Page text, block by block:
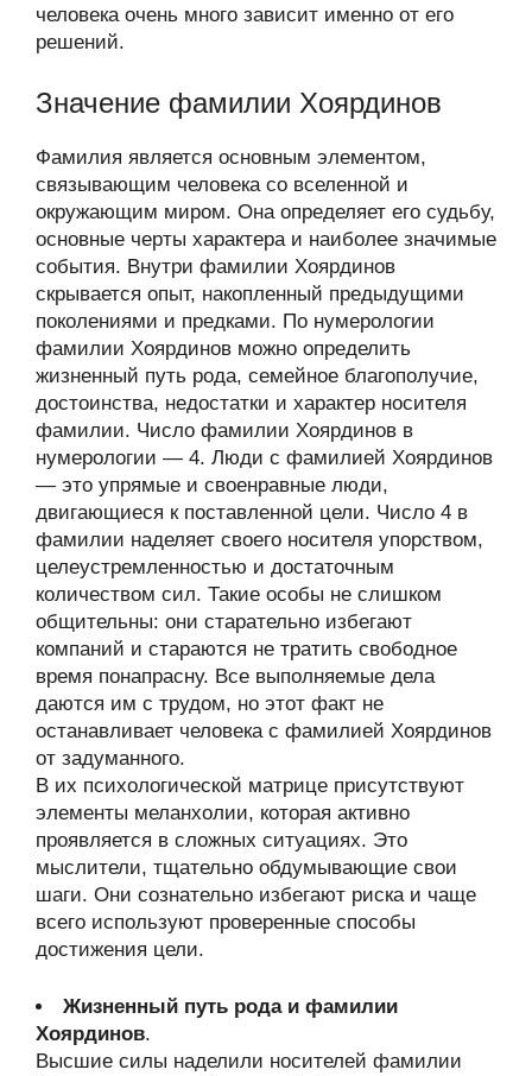
человека очень много зависит именно от его
решений.
Значение фамилии Хоярдинов
Фамилия является основным элементом,
связывающим человека со вселенной и
окружающим миром. Она определяет его судьбу,
основные черты характера и наиболее значимые
события. Внутри фамилии Хоярдинов
скрывается опыт, накопленный предыдущими
поколениями и предками. По нумерологии
фамилии Хоярдинов можно определить
жизненный путь рода, семейное благополучие,
достоинства, недостатки и характер носителя
фамилии. Число фамилии Хоярдинов в
нумерологии — 4. Люди с фамилией Хоярдинов
— это упрямые и своенравные люди,
двигающиеся к поставленной цели. Число 4 в
фамилии наделяет своего носителя упорством,
целеустремленностью и достаточным
количеством сил. Такие особы не слишком
общительны: они старательно избегают
компаний и стараются не тратить свободное
время понапрасну. Все выполняемые дела
даются им с трудом, но этот факт не
останавливает человека с фамилией Хоярдинов
от задуманного.
В их психологической матрице присутствуют
элементы меланхолии, которая активно
проявляется в сложных ситуациях. Это
мыслители, тщательно обдумывающие свои
шаги. Они сознательно избегают риска и чаще
всего используют проверенные способы
достижения цели.
Жизненный путь рода и фамилии
Хоярдинов.
Высшие силы наделили носителей фамилии